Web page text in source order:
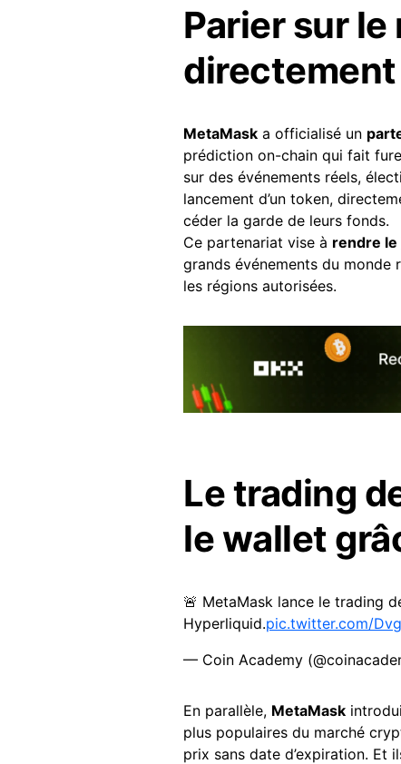
Parier sur le
MetaMask a officialisé un
prédiction on-chain qui fait
sur des événements réels,
lancement d’un token,
céder la garde de leurs fonds.
Ce partenariat vise à rendre le
grands événements du monde
les régions autorisées.
Le trading
le wallet
🚨 MetaMask lance le trading
Hyperliquid.pic.twitter.com/
— Coin Academy
En parallèle, MetaMask
plus populaires du marché
prix sans date d’expiration. Et